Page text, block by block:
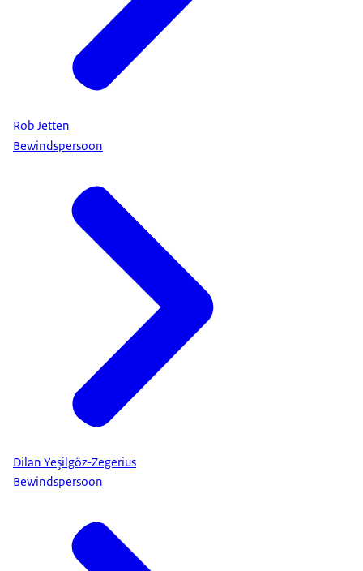
Rob Jetten
Bewindspersoon
Dilan Yeşilgöz-Zegerius
Bewindspersoon